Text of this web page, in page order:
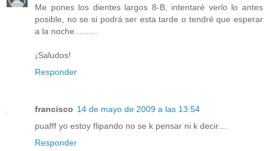
Me pones los dientes largos 8-B, intentaré verlo lo antes
posible, no se si podrá ser esta tarde o tendré que esperar
a la noche..........
¡Saludos!
Responder
francisco 14 de mayo de 2009 a las 13:54
puafff yo estoy flipando no se k pensar ni k decir....
Responder